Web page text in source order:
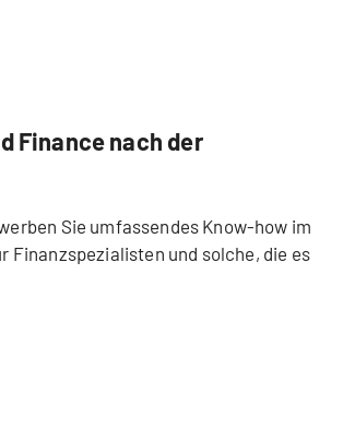
Finance nach der
Sie umfassendes Know-how im
Finanzspezialisten und solche, die es